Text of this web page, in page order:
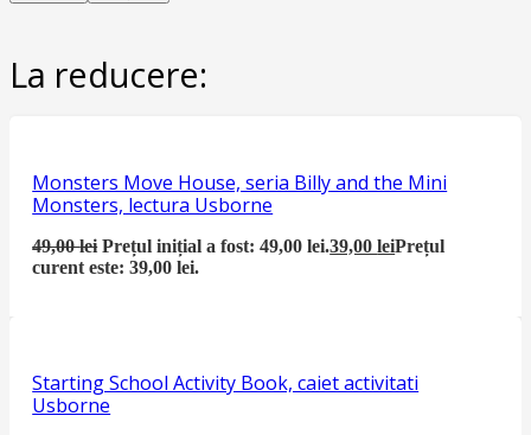
La reducere:
Monsters Move House, seria Billy and the Mini
Monsters, lectura Usborne
49,00lei Prețul inițial a fost: 49,00 lei.39,00leiPrețul
curent este: 39,00 lei.
Starting School Activity Book, caiet activitati
Usborne